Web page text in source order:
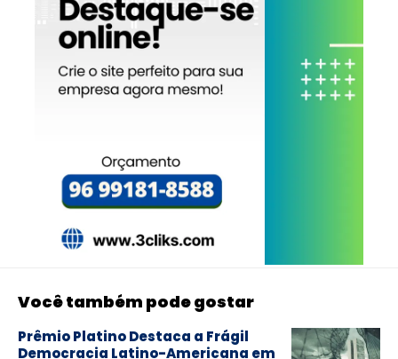
Você também pode gostar
Prêmio Platino Destaca a Frágil
Democracia Latino-Americana em